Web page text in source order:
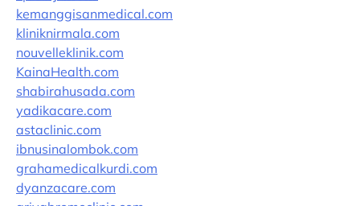
kemanggisanmedical.com
kliniknirmala.com
nouvelleklinik.com
KainaHealth.com
shabirahusada.com
yadikacare.com
astaclinic.com
ibnusinalombok.com
grahamedicalkurdi.com
dyanzacare.com